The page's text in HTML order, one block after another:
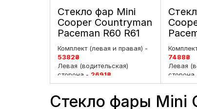
Стекло фар Mini
Cooper Countryman
Paceman R60 R61
Xenon (2010-2016) 1
поколение левое и
правое
Комплект (левая и правая) -
5382₴
Левая (водительская)
сторона - 2691₴
Правая (пассажирская)
1
и
7488₴
Левая
сторона
Правая
Стекло фары Mini